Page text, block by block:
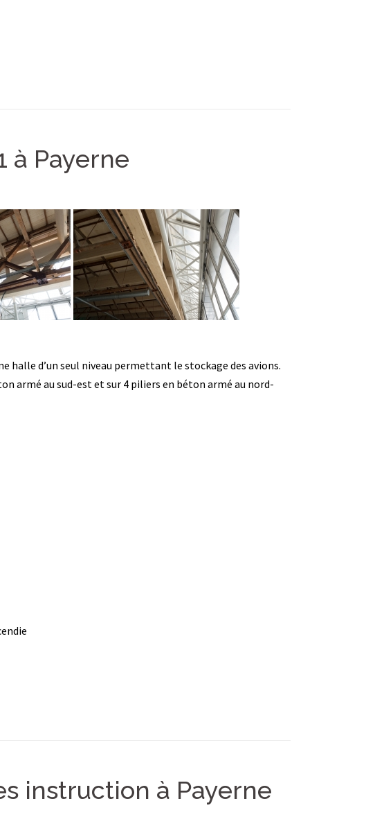
à Payerne
halle d’un seul niveau permettant le stockage des avions.
armé au sud-est et sur 4 piliers en béton armé au nord-
instruction à Payerne